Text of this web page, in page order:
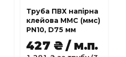
Труба ПВХ напірна
клейова MMC (ммс)
PN10, D75 мм
427 ₴ / м.п.